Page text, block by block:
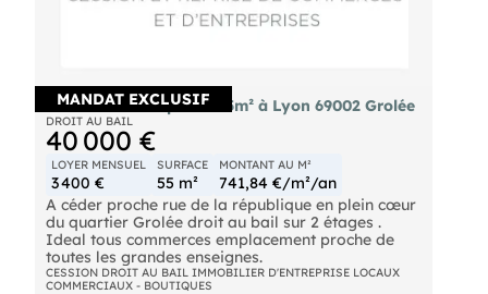
MANDAT EXCLUSIF
Cède bail boutique de 55m² à Lyon 69002 Grolée
DROIT AU BAIL
40 000 €
LOYER MENSUEL
3 400 €
SURFACE
55 m²
MONTANT AU M²
741,84 €/m²/an
A céder proche rue de la république en plein cœur
du quartier Grolée droit au bail sur 2 étages .
Ideal tous commerces emplacement proche de
toutes les grandes enseignes.
CESSION DROIT AU BAIL IMMOBILIER D'ENTREPRISE LOCAUX
COMMERCIAUX - BOUTIQUES